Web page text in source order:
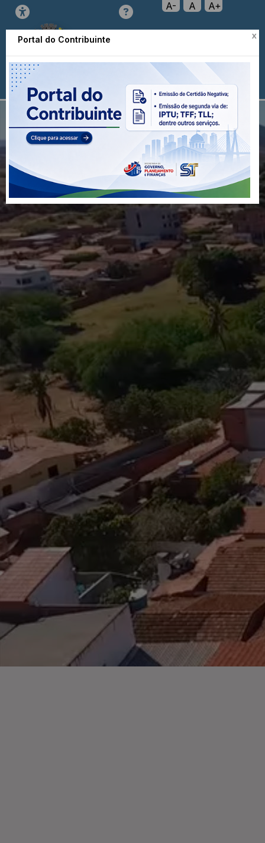
A- A A+
Prefeitura de Pindaí
Menu Transparência
Diário
Oficial
e-SIC
Portal do Contribuinte x